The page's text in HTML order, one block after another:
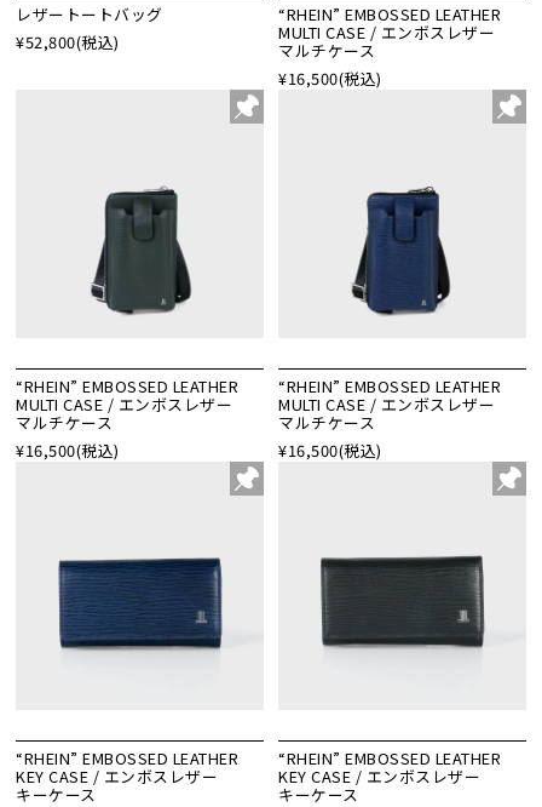
レザートートバッグ
¥52,800(税込)
“RHEIN” EMBOSSED LEATHER
MULTI CASE / エンボスレザー
マルチケース
¥16,500(税込)
“RHEIN” EMBOSSED LEATHER
MULTI CASE / エンボスレザー
マルチケース
¥16,500(税込)
“RHEIN” EMBOSSED LEATHER
MULTI CASE / エンボスレザー
マルチケース
¥16,500(税込)
“RHEIN” EMBOSSED LEATHER
KEY CASE / エンボスレザー
キーケース
“RHEIN” EMBOSSED LEATHER
KEY CASE / エンボスレザー
キーケース